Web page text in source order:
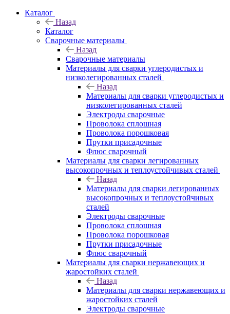
Каталог
Назад
Каталог
Сварочные материалы
Назад
Сварочные материалы
Материалы для сварки углеродистых и
низколегированных сталей
Назад
Материалы для сварки углеродистых и
низколегированных сталей
Электроды сварочные
Проволока сплошная
Проволока порошковая
Прутки присадочные
Флюс сварочный
Материалы для сварки легированных
высокопрочных и теплоустойчивых сталей
Назад
Материалы для сварки легированных
высокопрочных и теплоустойчивых
сталей
Электроды сварочные
Проволока сплошная
Проволока порошковая
Прутки присадочные
Флюс сварочный
Материалы для сварки нержавеющих и
жаростойких сталей
Назад
Материалы для сварки нержавеющих и
жаростойких сталей
Электроды сварочные